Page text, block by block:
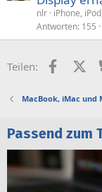
nlr iPhone,
Antworten 155
Teilen: X
MacBook, iMac und
Passend zum